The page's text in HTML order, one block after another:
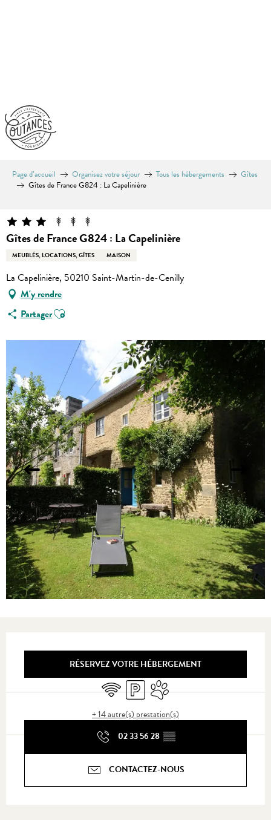
Page d’accueil Organisez votre séjour Tous les hébergements
Gîtes
Gîtes de France G824 : La Capelinière
Gîtes de France G824 : La Capelinière
MEUBLÉS, LOCATIONS, GÎTES MAISON
La Capelinière, 50210 Saint-Martin-de-Cenilly
M'y rendre
PartagerAjouter aux favoris
RÉSERVEZ VOTRE HÉBERGEMENT
WiFi ParkingAnimaux acceptés
+ 14 autre(s) prestation(s)
02 33 56 28 ▒▒
CONTACTEZ-NOUS